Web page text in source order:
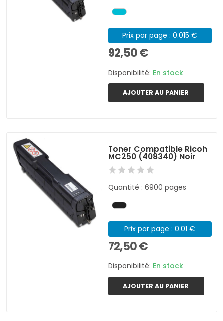
Prix par page : 0.015 €
92,50 €
Disponibilité: En stock
AJOUTER AU PANIER
Toner Compatible Ricoh
MC250 (408340) Noir
Quantité : 6900 pages
Prix par page : 0.01 €
72,50 €
Disponibilité: En stock
AJOUTER AU PANIER